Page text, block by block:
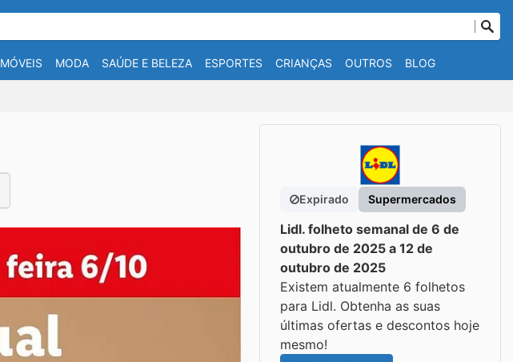
MÓVEIS MODA SAÚDE E BELEZA ESPORTES CRIANÇAS OUTROS BLOG
Expirado Supermercados
Lidl. folheto semanal de 6 de
outubro de 2025 a 12 de
outubro de 2025
Existem atualmente 6 folhetos
para Lidl. Obtenha as suas
últimas ofertas e descontos hoje
mesmo!